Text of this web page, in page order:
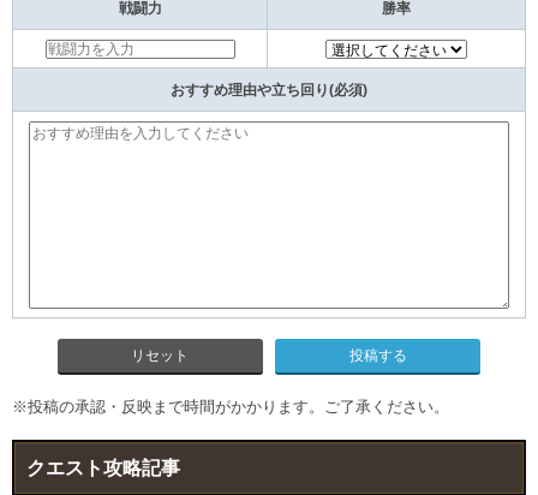
戦闘力 勝率
おすすめ理由や立ち回り(必須)
リセット
※投稿の承認・反映まで時間がかかります。ご了承ください。
クエスト攻略記事